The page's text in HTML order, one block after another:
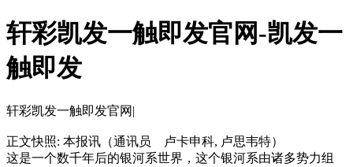
轩彩凯发一触即发官网-凯发一
触即发
轩彩凯发一触即发官网|
正文快照: 本报讯（通讯员 卢卡申科, 卢思韦特）
这是一个数千年后的银河系世界，这个银河系由诸多势力组